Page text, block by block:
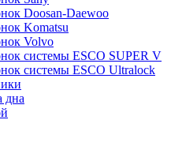
Doosan-Daewoo
Komatsu
Volvo
системы ESCO SUPER V
системы ESCO Ultralock
дна